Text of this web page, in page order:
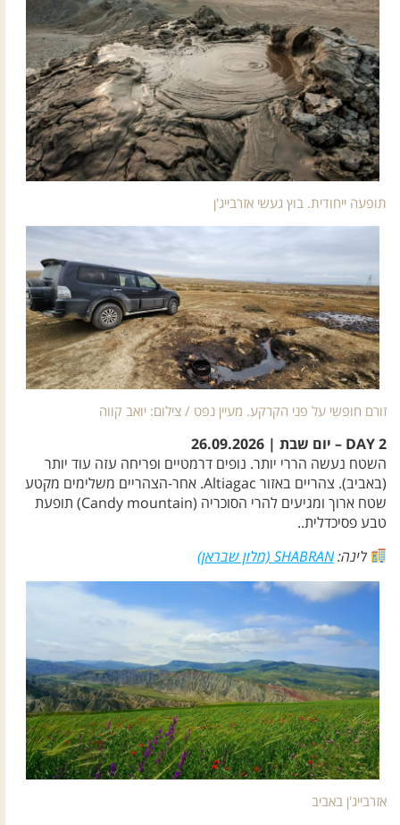
תופעה ייחודית. בוץ געשי אזרבייג'ן
זורם חופשי על פני הקרקע. מעיין נפט / צילום: יואב קווה
DAY 2 – יום שבת | 26.09.2026
השטח נעשה הררי יותר. נופים דרמטיים ופריחה עזה עוד יותר
(באביב). צהריים באזור Altiagac. אחר-הצהריים משלימים מקטע
שטח ארוך ומגיעים להרי הסוכריה (Candy mountain) תופעת
טבע פסיכדלית..
לינה:SHABRAN (מלון שבראן)
אזרבייג'ן באביב